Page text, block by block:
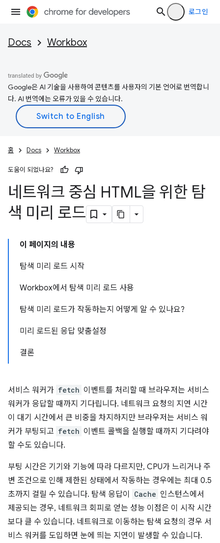
로그인
Docs Workbox
Google은 AI 기술을 사용하여 콘텐츠를 사용자의 기본 언어로 번역합니
다. AI 번역에는 오류가 있을 수 있습니다.
홈 Docs Workbox
도움이 되었나요?
네트워크 중심 HTML을 위한 탐
색 미리 로드
이 페이지의 내용
탐색 미리 로드 시작
Workbox에서 탐색 미리 로드 사용
탐색 미리 로드가 작동하는지 어떻게 알 수 있나요?
미리 로드된 응답 맞춤설정
결론
서비스 워커가 fetch 이벤트를 처리할 때 브라우저는 서비스
워커가 응답할 때까지 기다립니다. 네트워크 요청의 지연 시간
이 대기 시간에서 큰 비중을 차지하지만 브라우저는 서비스 워
커가 부팅되고 fetch 이벤트 콜백을 실행할 때까지 기다려야
할 수도 있습니다.
부팅 시간은 기기와 기능에 따라 다르지만, CPU가 느리거나 주
변 조건으로 인해 제한된 상태에서 작동하는 경우에는 최대 0.5
초까지 걸릴 수 있습니다. 탐색 응답이
Cache 인스턴스에서
제공되는 경우, 네트워크 회피로 얻는 성능 이점은 이 시작 시간
보다 클 수 있습니다. 네트워크로 이동하는 탐색 요청의 경우 서
비스 워커를 도입하면 눈에 띄는 지연이 발생할 수 있습니다.